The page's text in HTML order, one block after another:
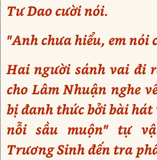
Tư Dao cười nói.
"Anh chưa hiểu, em nói
Hai người sánh vai đi
cho Lâm Nhuận nghe
bị đanh thức bởi bài hát
nỗi sầu muộn" tự
Trương Sinh đến tra